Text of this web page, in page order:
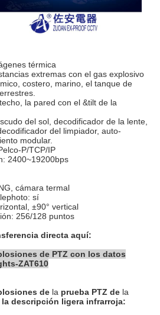
térmica
extremas con el gas explosivo
costero, marino, el tanque de
la pared con el &tilt de la
del sol, decodificador de la lente,
del limpiador, auto-
modular.
P/TCP/IP
2400~19200bps
cámara termal
sí
±90° vertical
256/128 puntos
directa aquí:
de PTZ con los datos
ZAT610
de la prueba PTZ de la
la descripción ligera infrarroja: